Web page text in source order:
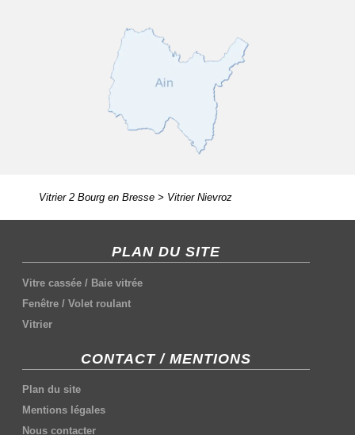
Vitrier 2 Bourg en Bresse> Vitrier Nievroz
PLAN DU SITE
Vitre cassée / Baie vitrée
Fenêtre /Volet roulant
Vitrier
CONTACT / MENTIONS
Plan du site
Mentions légales
Nous contacter